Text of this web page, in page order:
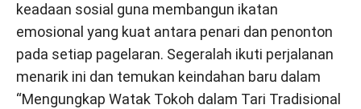
keadaan sosial guna membangun ikatan
emosional yang kuat antara penari dan penonton
pada setiap pagelaran. Segeralah ikuti perjalanan
menarik ini dan temukan keindahan baru dalam
“Mengungkap Watak Tokoh dalam Tari Tradisional